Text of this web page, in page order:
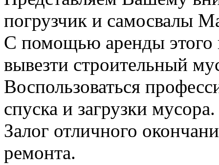
погрузчик и самосвалы
С помощью аренды этого
вывезти строительный
Воспользоваться
спуска и загрузки мусора.
Залог отличного
ремонта.